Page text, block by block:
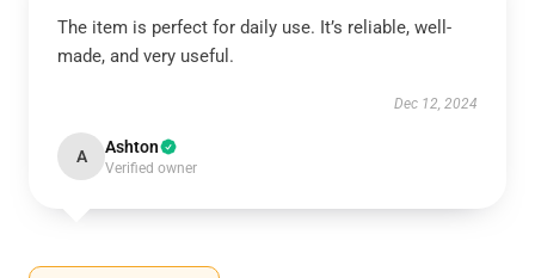
The item is perfect for daily use. It’s reliable, well-
made, and very useful.
Dec 12, 2024
A Ashton
Verified owner